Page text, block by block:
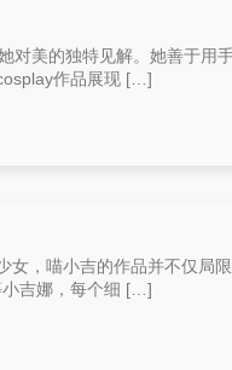
对美的独特见解。她善于用
作品展现 […]
女，喵小吉的作品并不仅局
小吉娜，每个细 […]